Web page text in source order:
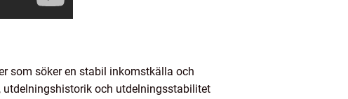
som söker en stabil inkomstkälla och
och utdelningsstabilitet